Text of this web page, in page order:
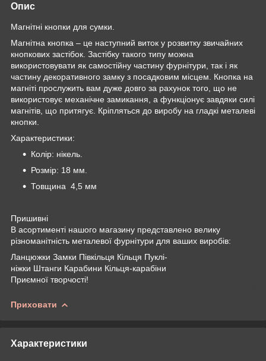
Опис
Магнітні кнопки для сумки.
Магнітна кнопка – це наступний виток у розвитку звичайних
кнопкових застібок. Застібку такого типу можна
використовувати як самостійну частину фурнітури, так і як
частину декоративного замку з посадковим місцем. Кнопка на
магніті прослужить вам дуже довго за рахунок того, що не
використовує механічне замикання, а функціонує завдяки силі
магнітів, що притягує. Кріпляться до виробу на гладкі металеві
кнопки.
Характеристики:
Колір: нікель.
Розмір: 18 мм.
Товщина 4,5 мм
Пришивні
В асортименті нашого магазину представлено велику
різноманітність металевої фурнітури для ваших виробів:
Ланцюжки Замки Півкільця Кільця Пуклі-
ніжки Штанги Карабини Кільця-карабіни
Приємної творчості!
Приховати
Характеристики